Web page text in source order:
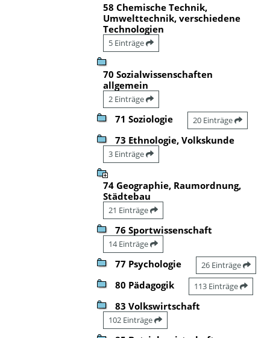
58 Chemische Technik,
Umwelttechnik, verschiedene
Technologien
5 Einträge
70 Sozialwissenschaften
allgemein
2 Einträge
71 Soziologie 20 Einträge
73 Ethnologie, Volkskunde
3 Einträge
74 Geographie, Raumordnung,
Städtebau
21 Einträge
76 Sportwissenschaft
14 Einträge
77 Psychologie 26 Einträge
80 Pädagogik 113 Einträge
83 Volkswirtschaft
102 Einträge